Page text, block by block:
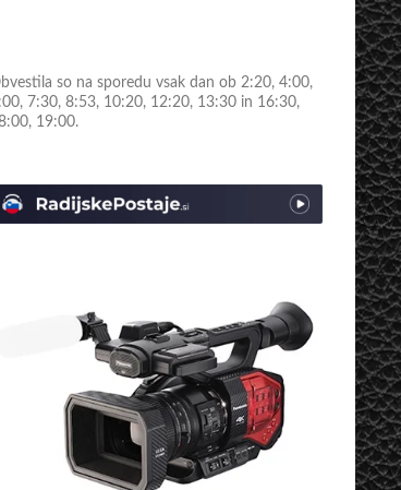
so na sporedu vsak dan ob 2:20, 4:00,
7:30, 8:53, 10:20, 12:20, 13:30 in 16:30,
19:00.